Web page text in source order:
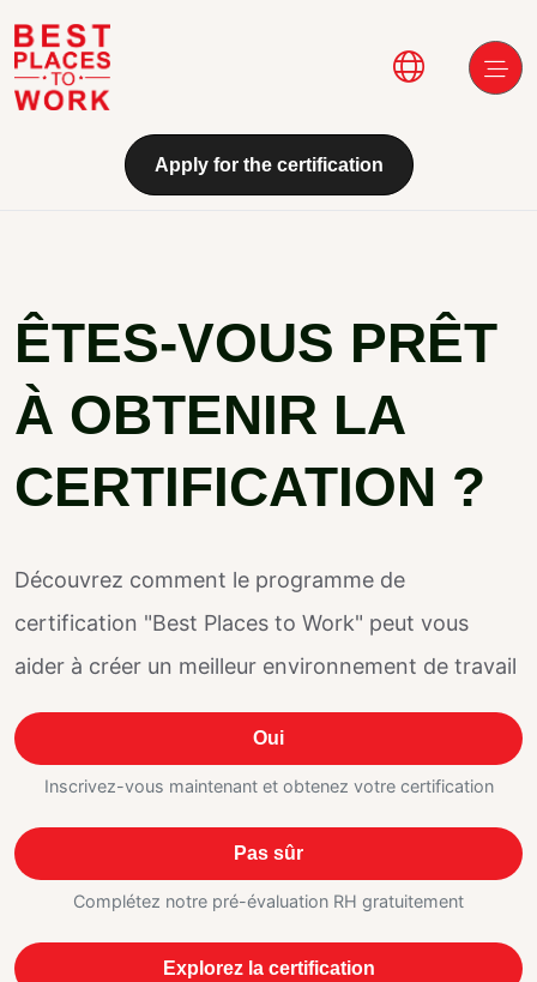
Aller au contenu principal
Main
Apply for the certification
ÊTES-VOUS PRÊT
À OBTENIR LA
CERTIFICATION ?
Découvrez comment le programme de
certification "Best Places to Work" peut vous
aider à créer un meilleur environnement de travail
Oui
Inscrivez-vous maintenant et obtenez votre certification
Pas sûr
Complétez notre pré-évaluation RH gratuitement
Explorez la certification